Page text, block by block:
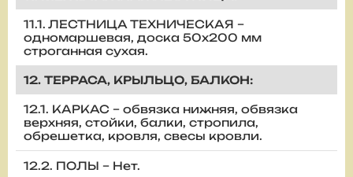
11.1. ЛЕСТНИЦА ТЕХНИЧЕСКАЯ –
одномаршевая, доска 50х200 мм
строганная сухая.
12. ТЕРРАСА, КРЫЛЬЦО, БАЛКОН:
12.1. КАРКАС – обвязка нижняя, обвязка
верхняя, стойки, балки, стропила,
обрешетка, кровля, свесы кровли.
12.2. ПОЛЫ – Нет.